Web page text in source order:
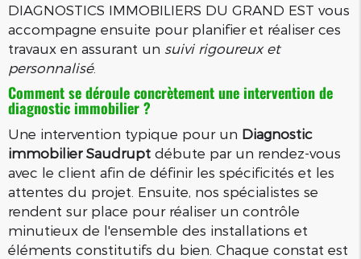
DIAGNOSTICS IMMOBILIERS DU GRAND EST vous
accompagne ensuite pour planifier et réaliser ces
travaux en assurant un suivi rigoureux et
personnalisé.
Comment se déroule concrètement une intervention de
diagnostic immobilier ?
Une intervention typique pour un Diagnostic
immobilier Saudrupt débute par un rendez-vous
avec le client afin de définir les spécificités et les
attentes du projet. Ensuite, nos spécialistes se
rendent sur place pour réaliser un contrôle
minutieux de l'ensemble des installations et
éléments constitutifs du bien. Chaque constat est